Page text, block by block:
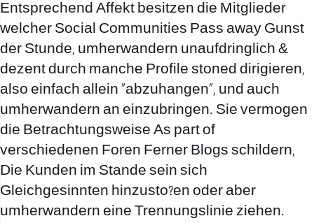
Entsprechend Affekt besitzen die Mitglieder
welcher Social Communities Pass away Gunst
der Stunde, umherwandern unaufdringlich &
dezent durch manche Profile stoned dirigieren,
also einfach allein “abzuhangen”, und auch
umherwandern an einzubringen. Sie vermogen
die Betrachtungsweise As part of
verschiedenen Foren Ferner Blogs schildern,
Die Kunden im Stande sein sich
Gleichgesinnten hinzusto?en oder aber
umherwandern eine Trennungslinie ziehen.